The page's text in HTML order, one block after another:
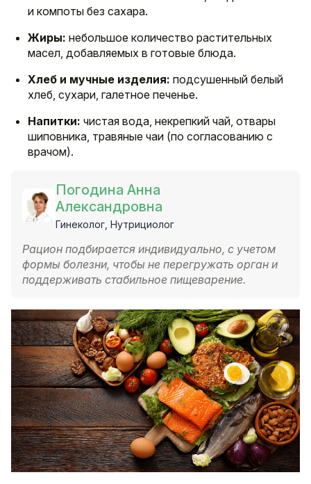
и компоты без сахара.
Жиры: небольшое количество растительных
масел, добавляемых в готовые блюда.
Хлеб и мучные изделия: подсушенный белый
хлеб, сухари, галетное печенье.
Напитки: чистая вода, некрепкий чай, отвары
шиповника, травяные чаи (по согласованию с
врачом).
Погодина Анна
Александровна
Гинеколог, Нутрициолог
Рацион подбирается индивидуально, с учетом
формы болезни, чтобы не перегружать орган и
поддерживать стабильное пищеварение.